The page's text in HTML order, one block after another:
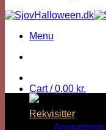
Menu
Cart /0,00 kr.
Rekvisitter
Animatronic